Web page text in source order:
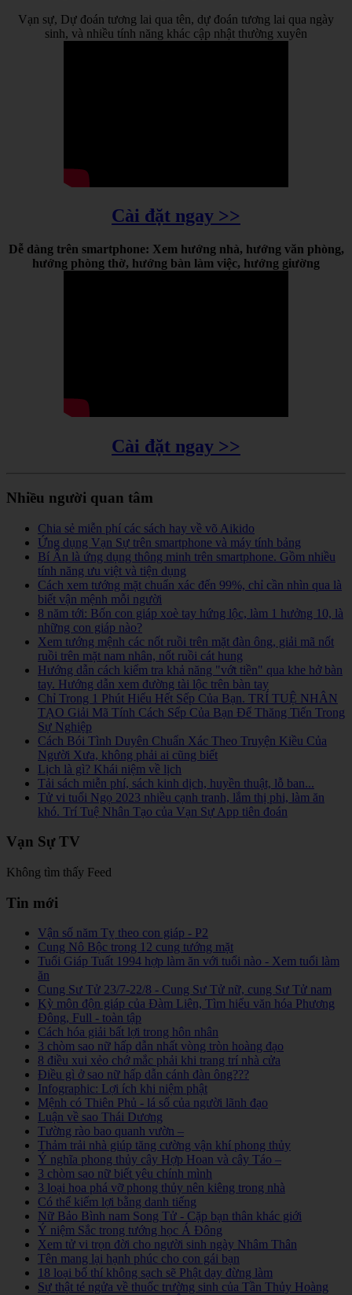
Vạn sự, Dự đoán tương lai qua tên, dự đoán tương lai qua ngày
sinh, và nhiều tính năng khác cập nhật thường xuyên
Cài đặt ngay >>
Dễ dàng trên smartphone: Xem hướng nhà, hướng văn phòng,
hướng phòng thờ, hướng bàn làm việc, hướng giường
Cài đặt ngay >>
Nhiều người quan tâm
Chia sẻ miễn phí các sách hay về võ Aikido
Ứng dụng Vạn Sự trên smartphone và máy tính bảng
Bí Ẩn là ứng dụng thông minh trên smartphone. Gồm nhiều
tính năng ưu việt và tiện dụng
Cách xem tướng mặt chuẩn xác đến 99%, chỉ cần nhìn qua là
biết vận mệnh mỗi người
8 năm tới: Bốn con giáp xoè tay hứng lộc, làm 1 hưởng 10, là
những con giáp nào?
Xem tướng mệnh các nốt ruồi trên mặt đàn ông, giải mã nốt
ruồi trên mặt nam nhân, nốt ruồi cát hung
Hướng dẫn cách kiểm tra khả năng "vớt tiền" qua khe hở bàn
tay. Hướng dẫn xem đường tài lộc trên bàn tay
Chỉ Trong 1 Phút Hiểu Hết Sếp Của Bạn. TRÍ TUỆ NHÂN
TẠO Giải Mã Tính Cách Sếp Của Bạn Để Thăng Tiến Trong
Sự Nghiệp
Cách Bói Tình Duyên Chuẩn Xác Theo Truyện Kiều Của
Người Xưa, không phải ai cũng biết
Lịch là gì? Khái niệm về lịch
Tải sách miễn phí, sách kinh dịch, huyền thuật, lỗ ban...
Tử vi tuổi Ngọ 2023 nhiều cạnh tranh, lắm thị phi, làm ăn
khó. Trí Tuệ Nhân Tạo của Vạn Sự App tiên đoán
Vạn Sự TV
Không tìm thấy Feed
Tin mới
Vận số năm Tỵ theo con giáp - P2
Cung Nô Bộc trong 12 cung tướng mặt
Tuổi Giáp Tuất 1994 hợp làm ăn với tuổi nào - Xem tuổi làm
ăn
Cung Sư Tử 23/7-22/8 - Cung Sư Tử nữ, cung Sư Tử nam
Kỳ môn độn giáp của Đàm Liên, Tìm hiểu văn hóa Phương
Đông, Full - toàn tập
Cách hóa giải bất lợi trong hôn nhân
3 chòm sao nữ hấp dẫn nhất vòng tròn hoàng đạo
8 điều xui xẻo chớ mắc phải khi trang trí nhà cửa
Điều gì ở sao nữ hấp dẫn cánh đàn ông???
Infographic: Lợi ích khi niệm phật
Mệnh có Thiên Phủ - lá số của người lãnh đạo
Luận về sao Thái Dương
Tường rào bao quanh vườn –
Thảm trải nhà giúp tăng cường vận khí phong thủy
Ý nghĩa phong thủy cây Hợp Hoan và cây Táo –
3 chòm sao nữ biết yêu chính mình
3 loại hoa phá vỡ phong thủy nên kiêng trong nhà
Có thể kiếm lợi bằng danh tiếng
Nữ Bảo Bình nam Song Tử - Cặp bạn thân khác giới
Ý niệm Sắc trong tướng học Á Đông
Xem tử vi trọn đời cho người sinh ngày Nhâm Thân
Tên mang lại hạnh phúc cho con gái bạn
18 loại bố thí không sạch sẽ Phật dạy đừng làm
Sự thật té ngửa về thuốc trường sinh của Tần Thủy Hoàng